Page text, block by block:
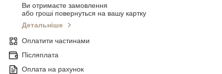
Ви отримаєте замовлення
або гроші повернуться на вашу картку
Детальніше
Оплатити частинами
Післяплата
Оплата на рахунок